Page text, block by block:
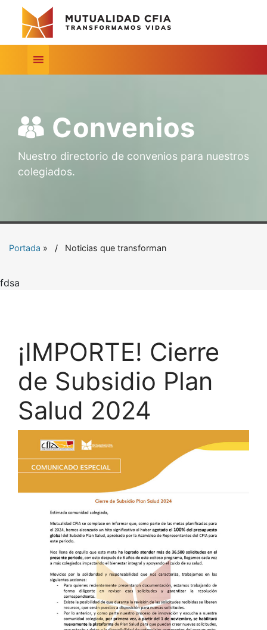
Convenios
Nuestro directorio de convenios para nuestros
colegiados.
Portada » Noticias que transforman
fdsa
¡IMPORTE! Cierre
de Subsidio Plan
Salud 2024